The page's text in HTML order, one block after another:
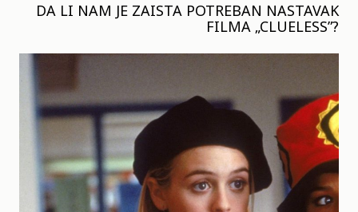
DA LI NAM JE ZAISTA POTREBAN NASTAVAK
FILMA „CLUELESS”?